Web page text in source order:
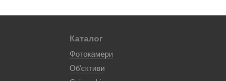
Каталог
Фотокамери
Об'єктиви